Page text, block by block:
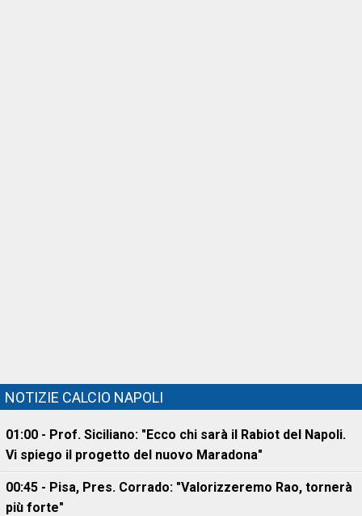
NOTIZIE CALCIO NAPOLI
01:00 - Prof. Siciliano: "Ecco chi sarà il Rabiot del Napoli.
Vi spiego il progetto del nuovo Maradona"
00:45 - Pisa, Pres. Corrado: "Valorizzeremo Rao, tornerà
più forte"